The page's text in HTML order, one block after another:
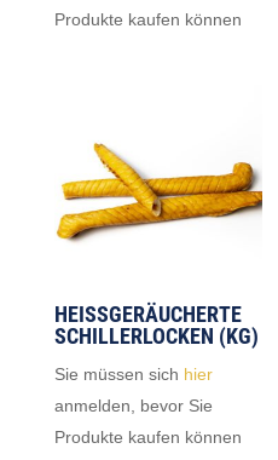
Produkte kaufen können
HEISSGERÄUCHERTE S
CHILLERLOCKEN (KG)
Sie müssen sich hier
anmelden, bevor Sie
Produkte kaufen können